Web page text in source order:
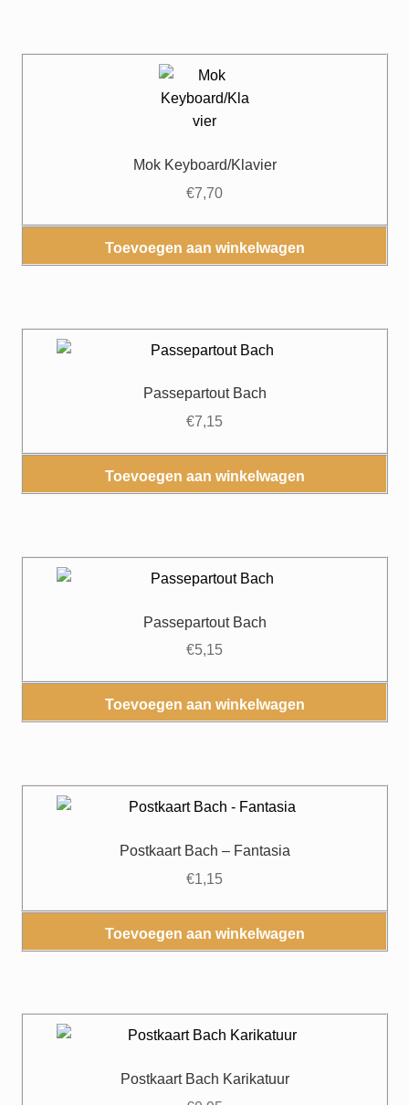
Mok Keyboard/Klavier
€7,70
Toevoegen aan winkelwagen
Passepartout Bach
€7,15
Toevoegen aan winkelwagen
Passepartout Bach
€5,15
Toevoegen aan winkelwagen
Postkaart Bach – Fantasia
€1,15
Toevoegen aan winkelwagen
Postkaart Bach Karikatuur